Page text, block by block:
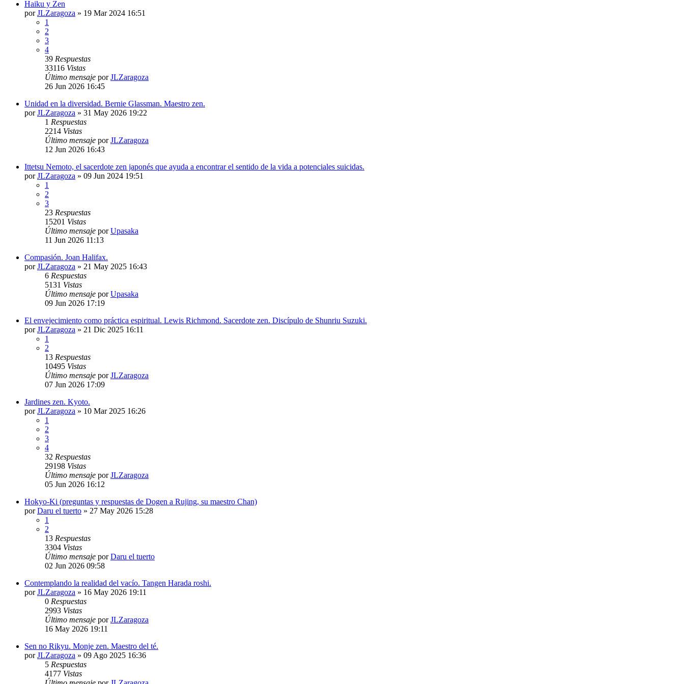
Haiku y Zen
porJLZaragoza » 19 Mar 2024 16:51
1
2
3
4
39 Respuestas
33116 Vistas
Último mensaje porJLZaragoza
26 Jun 2026 16:45
Unidad en la diversidad. Bernie Glassman. Maestro zen.
porJLZaragoza » 31 May 2026 19:22
1 Respuestas
2214 Vistas
Último mensaje porJLZaragoza
12 Jun 2026 16:43
Ittetsu Nemoto, el sacerdote zen japonés que ayuda a encontrar el sentido de la vida a potenciales suicidas.
porJLZaragoza » 09 Jun 2024 19:51
1
2
3
23 Respuestas
15201 Vistas
Último mensaje porUpasaka
11 Jun 2026 11:13
Compasión. Joan Halifax.
porJLZaragoza » 21 May 2025 16:43
6 Respuestas
5131 Vistas
Último mensaje porUpasaka
09 Jun 2026 17:19
El envejecimiento como práctica espiritual. Lewis Richmond. Sacerdote zen. Discípulo de Shunriu Suzuki.
porJLZaragoza » 21 Dic 2025 16:11
1
2
13 Respuestas
10495 Vistas
Último mensaje porJLZaragoza
07 Jun 2026 17:09
Jardines zen. Kyoto.
porJLZaragoza » 10 Mar 2025 16:26
1
2
3
4
32 Respuestas
29198 Vistas
Último mensaje porJLZaragoza
05 Jun 2026 16:12
Hokyo-Ki (preguntas y respuestas de Dogen a Rujing, su maestro Chan)
porDaru el tuerto » 27 May 2026 15:28
1
2
13 Respuestas
3304 Vistas
Último mensaje porDaru el tuerto
02 Jun 2026 09:58
Contemplando la realidad del vacío. Tangen Harada roshi.
porJLZaragoza » 16 May 2026 19:11
0 Respuestas
2993 Vistas
Último mensaje porJLZaragoza
16 May 2026 19:11
Sen no Rikyu. Monje zen. Maestro del té.
porJLZaragoza » 09 Ago 2025 16:36
5 Respuestas
4177 Vistas